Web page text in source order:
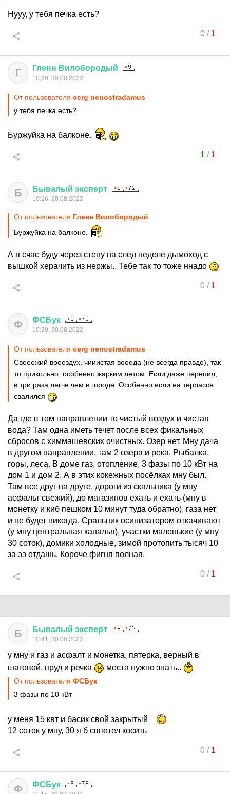
Нууу, у тебя печка есть?
0/ 1
Г Гленн Вилобородый
10:20, 30.08.2022
От пользователя cerg nenostradamus
у тебя печка есть?
Буржуйка на балконе.
1 / 1
Б Бывалый эксперт
10:26, 30.08.2022
От пользователя Гленн Вилобородый
Буржуйка на балконе.
А я счас буду через стену на след неделе дымоход с
вышкой херачить из нержы.. Тебе так то тоже ннадо
0/ 1
Ф ФСБук
10:30, 30.08.2022
От пользователя cerg nenostradamus
Свееежий воооздух, чииистая вооода (не всегда правдо), так
то прикольно, особенно жарким летом. Если даже перепил,
в три раза легче чем в городе..Особенно если на террассе
свалился
Да где в том направлении то чистый воздух и чистая
вода? Там одна иметь течет после всех фикальных
сбросов с химмашевских очистных. Озер нет. Мну дача
в другом направлении, там 2 озера и река. Рыбалка,
горы, леса. В доме газ, отопление, 3 фазы по 10 кВт на
дом 1 и дом 2. А в этих кокежных посёлках мну был.
Там все друг на друге, дороги из скальника (у мну
асфальт свежий), до магазинов ехать и ехать (мну в
монетку и киб пешком 10 минут туда обратно), газа нет
и не будет никогда. Сральник осинизатором откачивают
(у мну центральная каналья), участки маленькие (у мну
30 соток), домики холодные, зимой протопить тысяч 10
за ээ отдашь. Короче фигня полная.
0/ 1
Б Бывалый эксперт
10:41, 30.08.2022
у мну и газ и асфалт и монетка, пятерка, верный в
шаговой. пруд и речка
места нужно знать..
От пользователя ФСБук
3 фазы по 10 кВт
у меня 15 квт и басик свой закрытый
12 соток у мну, 30 я б свпотел косить
0/ 1
Ф ФСБук